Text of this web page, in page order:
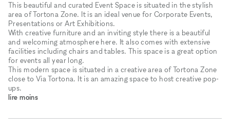
This beautiful and curated Event Space is situated in the stylish
area of Tortona Zone. It is an ideal venue for Corporate Events,
Presentations or Art Exhibitions.
With creative furniture and an inviting style there is a beautiful
and welcoming atmosphere here. It also comes with extensive
facilities including chairs and tables. This space is a great option
for events all year long.
This modern space is situated in a creative area of Tortona Zone
close to Via Tortona. It is an amazing space to host creative pop-
ups.
lire moins